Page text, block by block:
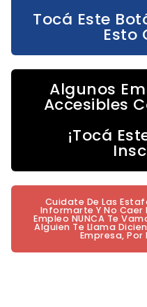
Tocá Este
Esto
Algunos
Accesibles
¡Tocá
Cuidate De Las
Informarte Y No Caer
Empleo NUNCA Te
Alguien Te Llama
Empresa,